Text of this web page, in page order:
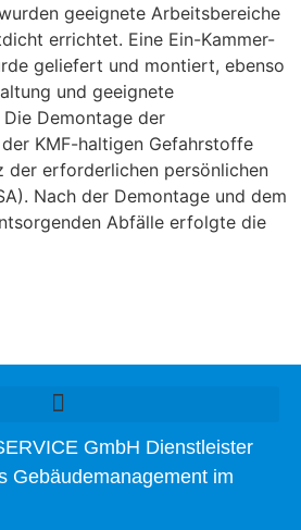
geeignete Arbeitsbereiche
errichtet. Eine Ein-Kammer-
geliefert und montiert, ebenso
und geeignete
Demontage der
KMF-haltigen Gefahrstoffe
der erforderlichen persönlichen
Nach der Demontage und dem
Abfälle erfolgte die
GmbH Dienstleister
Gebäudemanagement im